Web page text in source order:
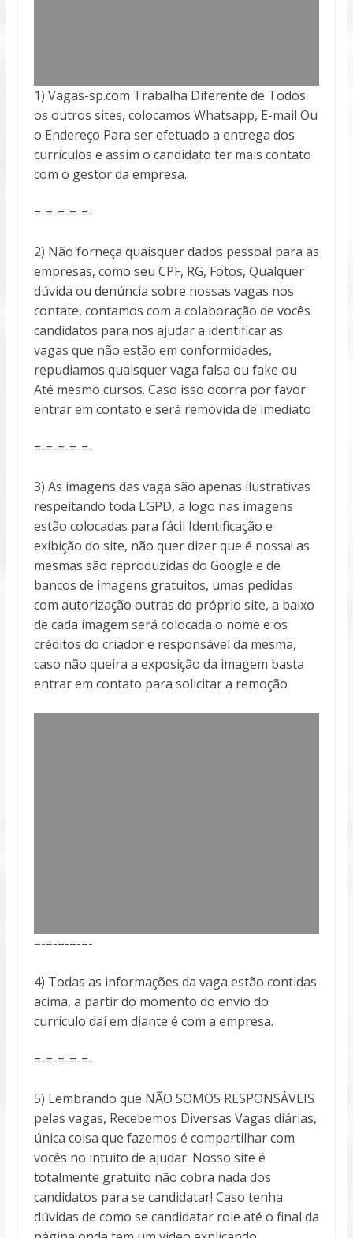
1) Vagas-sp.com Trabalha Diferente de Todos
os outros sites, colocamos Whatsapp, E-mail Ou
o Endereço Para ser efetuado a entrega dos
currículos e assim o candidato ter mais contato
com o gestor da empresa.
=-=-=-=-=-
2) Não forneça quaisquer dados pessoal para as
empresas, como seu CPF, RG, Fotos, Qualquer
dúvida ou denúncia sobre nossas vagas nos
contate, contamos com a colaboração de vocês
candidatos para nos ajudar a identificar as
vagas que não estão em conformidades,
repudiamos quaisquer vaga falsa ou fake ou
Até mesmo cursos. Caso isso ocorra por favor
entrar em contato e será removida de imediato
=-=-=-=-=-
3) As imagens das vaga são apenas ilustrativas
respeitando toda LGPD, a logo nas imagens
estão colocadas para fácil Identificação e
exibição do site, não quer dizer que é nossa! as
mesmas são reproduzidas do Google e de
bancos de imagens gratuitos, umas pedidas
com autorização outras do próprio site, a baixo
de cada imagem será colocada o nome e os
créditos do criador e responsável da mesma,
caso não queira a exposição da imagem basta
entrar em contato para solicitar a remoção
=-=-=-=-=-
4) Todas as informações da vaga estão contidas
acima, a partir do momento do envio do
currículo daí em diante é com a empresa.
=-=-=-=-=-
5) Lembrando que NÃO SOMOS RESPONSÁVEIS
pelas vagas, Recebemos Diversas Vagas diárias,
única coisa que fazemos é compartilhar com
vocês no intuito de ajudar. Nosso site é
totalmente gratuito não cobra nada dos
candidatos para se candidatar! Caso tenha
dúvidas de como se candidatar role até o final da